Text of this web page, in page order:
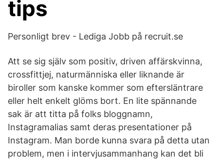
tips
Personligt brev - Lediga Jobb på recruit.se
Att se sig själv som positiv, driven affärskvinna,
crossfittjej, naturmänniska eller liknande är
biroller som kanske kommer som eftersläntrare
eller helt enkelt glöms bort. En lite spännande
sak är att titta på folks bloggnamn,
Instagramalias samt deras presentationer på
Instagram. Man borde kunna svara på detta utan
problem, men i intervjusammanhang kan det bli